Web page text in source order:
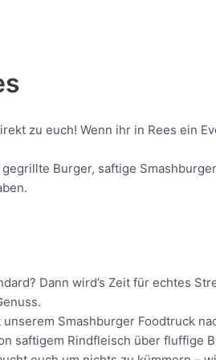
zu euch! Wenn ihr in Rees ein
Burger, saftige
Dann wird’s Zeit für echtes
Smashburger Foodtruck
saftigem Rindfleisch über fluffige